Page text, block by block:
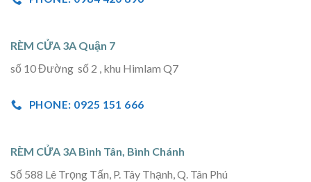
RÈM CỬA 3A Quận 7
số 10 Đường số 2 , khu Himlam Q7
PHONE: 0925 151 666
RÈM CỬA 3A Bình Tân, Bình Chánh
Số 588 Lê Trọng Tấn, P. Tây Thạnh, Q. Tân Phú